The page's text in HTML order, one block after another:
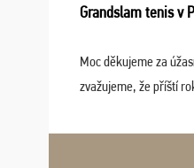
Grandslam tenis v
Moc děkujeme za
zvažujeme, že příští